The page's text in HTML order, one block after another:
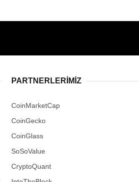
PARTNERLERIMIZ
CoinMarketCap
CoinGecko
CoinGlass
SoSoValue
CryptoQuant